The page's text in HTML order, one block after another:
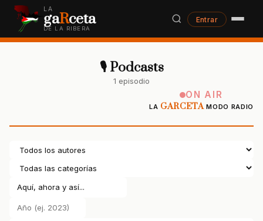
LA
gaRceta
DE LA RIBERA
Entrar
🎙 Podcasts
1 episodio
ON AIR
LA GARCETAMODO RADIO